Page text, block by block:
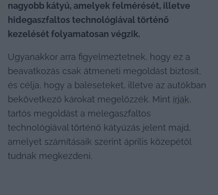
nagyobb kátyú, amelyek felmérését, illetve
hidegaszfaltos technológiával történő
kezelését folyamatosan végzik.
Ugyanakkor arra figyelmeztetnek, hogy ez a
beavatkozás csak átmeneti megoldást biztosít,
és célja, hogy a baleseteket, illetve az autókban
bekövetkező károkat megelőzzék. Mint írják,
tartós megoldást a melegaszfaltos
technológiával történő kátyúzás jelent majd,
amelyet számításaik szerint április közepétől
tudnak megkezdeni.